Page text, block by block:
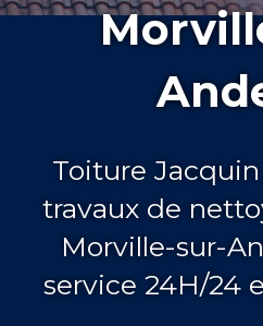
Toiture
travaux de
Morville-sur-
service 24H/24